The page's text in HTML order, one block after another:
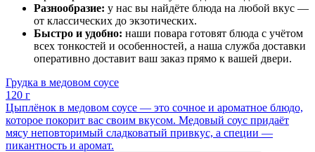
Разнообразие: у нас вы найдёте блюда на любой вкус —
от классических до экзотических.
Быстро и удобно: наши повара готовят блюда с учётом
всех тонкостей и особенностей, а наша служба доставки
оперативно доставит ваш заказ прямо к вашей двери.
Грудка в медовом соусе
120 г
Цыплёнок в медовом соусе — это сочное и ароматное блюдо,
которое покорит вас своим вкусом. Медовый соус придаёт
мясу неповторимый сладковатый привкус, а специи —
пикантность и аромат.